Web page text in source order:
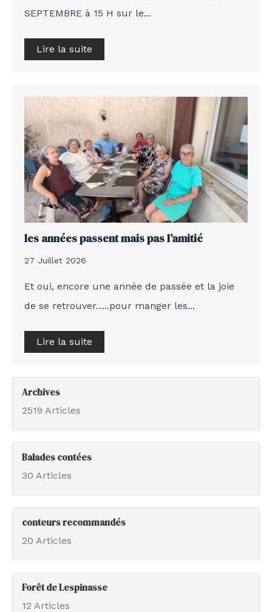
SEPTEMBRE à 15 H sur le...
Lire la suite
les années passent mais pas l’amitié
27 Juillet 2026
Et oui, encore une année de passée et la joie
de se retrouver…..pour manger les...
Lire la suite
Archives
2519 Articles
Balades contées
30 Articles
conteurs recommandés
20 Articles
Forêt de Lespinasse
12 Articles